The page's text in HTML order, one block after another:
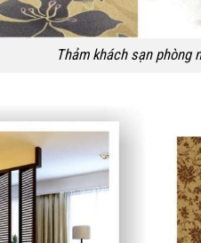
Thảm khách sạn phòng